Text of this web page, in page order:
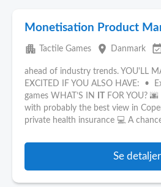
Monetisation Product
apartment Tactile Games place Danmark
ahead of industry trends. YOU'LL
EXCITED IF YOU ALSO HAVE: •
games WHAT’S IN
FOR YOU?
with probably the best view in
private health insurance 💻 A
Se detaljer